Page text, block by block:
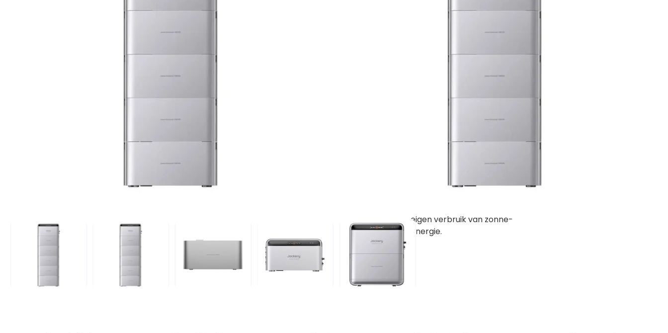
btw-nummer tijdens het afrekenen
Max AC thuisbatterij met 5
BP2500 batterijmodules
slaat overtollige
op zodat je deze later in huis
gekoppelde aansluiting werkt
met bestaande zonnepanelen
en omvormers. Met 2500W
ondersteunt de batterij
eigen verbruik van zonne-
energie.